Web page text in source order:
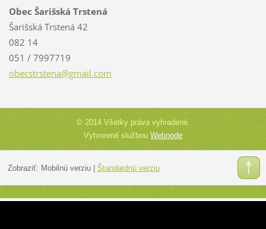
Obec Šarišská Trstená
Šarišská Trstená 42
082 14
051 / 7997719
obecstrstena@gmail.com
© 2014 Všetky práva vyhradené.
Vytvorené službouWebnode
Zobraziť: Mobilnú verziu| Štandardnú verziu